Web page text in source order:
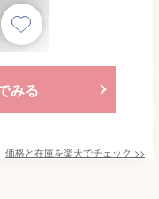
みる
価格と在庫を楽天でチェック >>